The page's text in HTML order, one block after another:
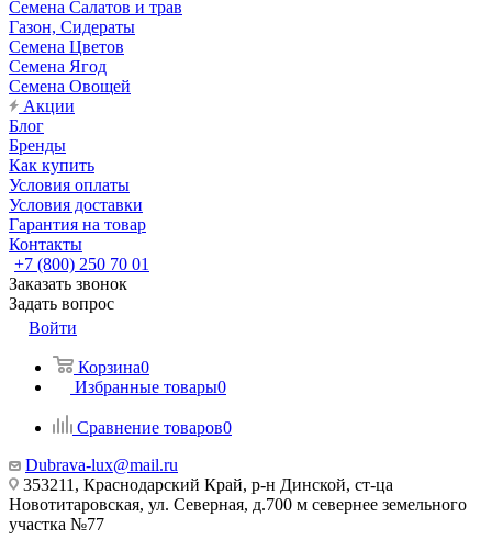
Семена Салатов и трав
Газон, Сидераты
Семена Цветов
Семена Ягод
Семена Овощей
Акции
Блог
Бренды
Как купить
Условия оплаты
Условия доставки
Гарантия на товар
Контакты
+7 (800) 250 70 01
Заказать звонок
Задать вопрос
Войти
Корзина0
Избранные товары0
Сравнение товаров0
Dubrava-lux@mail.ru
353211, Краснодарский Край, р-н Динской, ст-ца
Новотитаровская, ул. Северная, д.700 м севернее земельного
участка №77